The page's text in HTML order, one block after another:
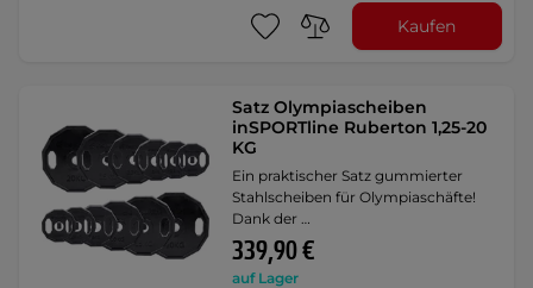
Kaufen
Satz Olympiascheiben
inSPORTline Ruberton 1,25-20
KG
Ein praktischer Satz gummierter
Stahlscheiben für Olympiaschäfte!
Dank der …
339,90 €
auf Lager